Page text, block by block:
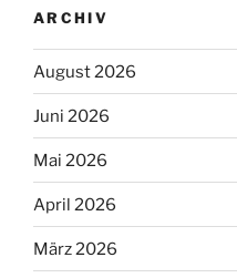
ARCHIV
August 2026
Juni 2026
Mai 2026
April 2026
März 2026